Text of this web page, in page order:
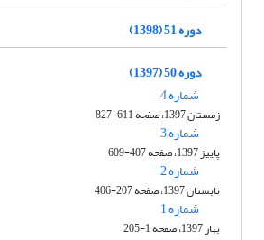
دوره 51 (1398)
دوره 50 (1397)
شماره 4
زمستان 1397، صفحه 611-827
شماره 3
پاییز 1397، صفحه 407-609
شماره 2
تابستان 1397، صفحه 207-406
شماره 1
بهار 1397، صفحه 1-205